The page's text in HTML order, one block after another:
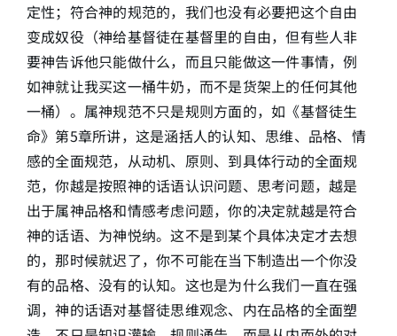
定性；符合神的规范的，我们也没有必要把这个自由
变成奴役（神给基督徒在基督里的自由，但有些人非
要神告诉他只能做什么，而且只能做这一件事情，例
如神就让我买这一桶牛奶，而不是货架上的任何其他
一桶）。属神规范不只是规则方面的，如《基督徒生
命》第5章所讲，这是涵括人的认知、思维、品格、情
感的全面规范，从动机、原则、到具体行动的全面规
范，你越是按照神的话语认识问题、思考问题，越是
出于属神品格和情感考虑问题，你的决定就越是符合
神的话语、为神悦纳。这不是到某个具体决定才去想
的，那时候就迟了，你不可能在当下制造出一个你没
有的品格、没有的认知。这也是为什么我们一直在强
调，神的话语对基督徒思维观念、内在品格的全面塑